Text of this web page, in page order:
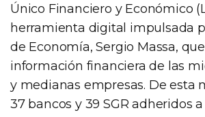
Único Financiero y Económico
herramienta digital impulsada
de Economía, Sergio Massa,
información financiera de las
y medianas empresas. De esta
37 bancos y 39 SGR adheridos